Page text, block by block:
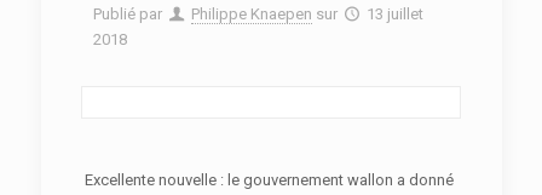
Publié par Philippe Knaepen sur
13 juillet
2018
Excellente nouvelle : le gouvernement wallon a donné